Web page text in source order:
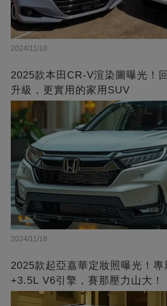
2024/11/18
2025款本田CR-V渲染圖曝光！
升級，更實用的家用SUV
2024/11/18
2025款起亞嘉華定妝照曝光！專
+3.5L V6引擎，賽那壓力山大！